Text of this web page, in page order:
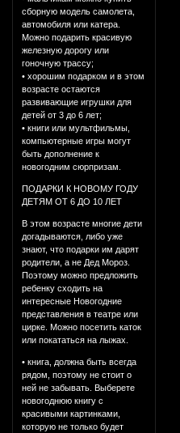
сборную модель самолета,
автомобиля или катера.
Можно подарить красивую
железную дорогу или
гоночную трассу;
• хорошим подарком и в этом
возрасте остаются
развивающие игрушки для
детей от 3 до 6 лет;
• книги или мультфильмы,
компьютерные игры могут
быть дополнение к
новогодним сюрпризам.
ПОДАРКИ К НОВОМУ ГОДУ
ДЕТЯМ ОТ 6 ДО 10 ЛЕТ
В этом возрасте многие дети
догадываются, либо уже
знают, что подарки им дарят
родители, а не Дед Мороз.
Поэтому можно предложить
ребенку сходить на
интересные Новогодние
представления в театре или
цирке. Можно посетить каток
или покататься на лыжах.
• книга, должна быть всегда
рядом, поэтому не стоит о
ней не забывать. Выберете
новогоднюю книгу с
красивыми картинками,
которую не только будет